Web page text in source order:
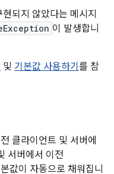
되지 않았다는 메시지
이 발생합니
및 기본값 사용하기 를 참
클라이언트 및 서버에
서버에서 이전
값이 자동으로 채워집니